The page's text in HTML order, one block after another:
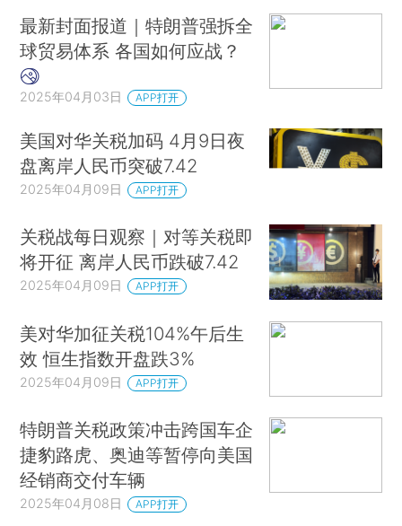
最新封面报道｜特朗普强拆全
球贸易体系 各国如何应战？
2025年04月03日 APP打开
美国对华关税加码 4月9日夜
盘离岸人民币突破7.42
2025年04月09日 APP打开
关税战每日观察｜对等关税即
将开征 离岸人民币跌破7.42
2025年04月09日 APP打开
美对华加征关税104%午后生
效 恒生指数开盘跌3%
2025年04月09日 APP打开
特朗普关税政策冲击跨国车企
捷豹路虎、奥迪等暂停向美国
经销商交付车辆
2025年04月08日 APP打开